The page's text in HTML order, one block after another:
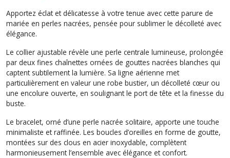
Apportez éclat et délicatesse à votre tenue avec cette parure de
mariée en perles nacrées, pensée pour sublimer le décolleté avec
élégance.
Le collier ajustable révèle une perle centrale lumineuse, prolongée
par deux fines chaînettes ornées de gouttes nacrées blanches qui
captent subtilement la lumière. Sa ligne aérienne met
particulièrement en valeur une robe bustier, un décolleté cœur ou
une encolure ouverte, en soulignant le port de tête et la finesse du
buste.
Le bracelet, orné d’une perle nacrée solitaire, apporte une touche
minimaliste et raffinée. Les boucles d’oreilles en forme de goutte,
montées sur des clous en acier inoxydable, complètent
harmonieusement l’ensemble avec élégance et confort.